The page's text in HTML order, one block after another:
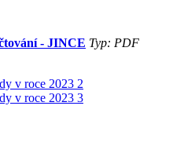
- JINCE Typ: PDF